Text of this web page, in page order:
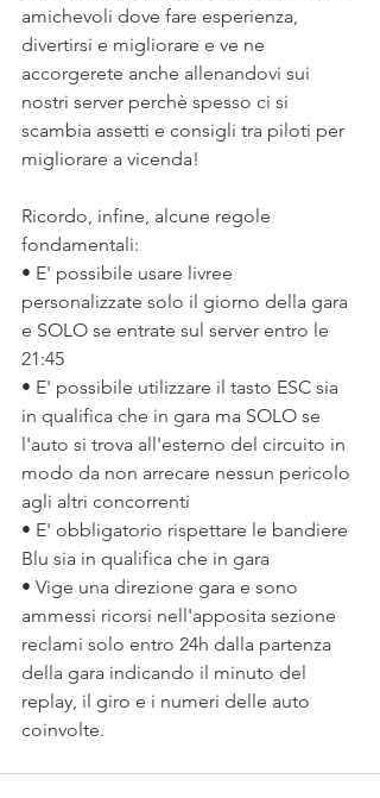
amichevoli dove fare esperienza,
divertirsi e migliorare e ve ne
accorgerete anche allenandovi sui
nostri server perchè spesso ci si
scambia assetti e consigli tra piloti per
migliorare a vicenda!
Ricordo, infine, alcune regole
fondamentali:
• E' possibile usare livree
personalizzate solo il giorno della gara
e SOLO se entrate sul server entro le
21:45
• E' possibile utilizzare il tasto ESC sia
in qualifica che in gara ma SOLO se
l'auto si trova all'esterno del circuito in
modo da non arrecare nessun pericolo
agli altri concorrenti
• E' obbligatorio rispettare le bandiere
Blu sia in qualifica che in gara
• Vige una direzione gara e sono
ammessi ricorsi nell'apposita sezione
reclami solo entro 24h dalla partenza
della gara indicando il minuto del
replay, il giro e i numeri delle auto
coinvolte.